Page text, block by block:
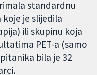
standardnu
je slijedila
ili skupinu koja
PET-a (samo
bila je 32